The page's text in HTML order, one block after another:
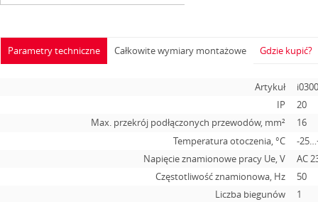
Parametry techniczne
Artykuł
IP
20
Max. przekrój podłączonych przewodów, mm²
16
Temperatura otoczenia, °С
-
Napięcie znamionowe pracy Ue, V
AC
Częstotliwość znamionowa, Hz
50
Liczba biegunów
1
Całkowite wymiary montażowe Gdzie kupić?